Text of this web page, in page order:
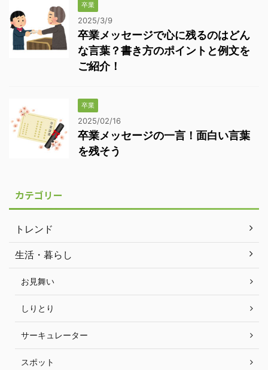
卒業
2025/3/9
卒業メッセージで心に残るのはどん
な言葉？書き方のポイントと例文を
ご紹介！
卒業
2025/02/16
卒業メッセージの一言！面白い言葉
を残そう
カテゴリー
トレンド
生活・暮らし
お見舞い
しりとり
サーキュレーター
スポット